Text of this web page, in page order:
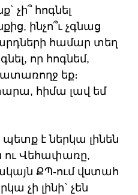
չի՞ հոգնել
ինչո՞ւ չգնաց
համար տեղ
որ հոգնեմ,
եք։
հիմա լավ եմ
է ներկա լինեն
Վեհափառը,
ՔՊ-ում վստահ
չի լինի` չեն